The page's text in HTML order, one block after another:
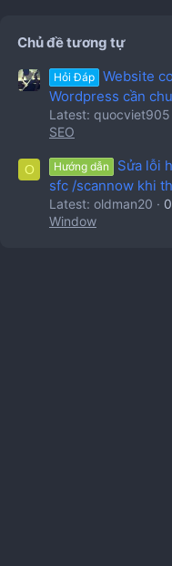
Chủ đề tương tự
Hỏi Đáp
Website
Wordpress cần
Latest: quocviet905
SEO
O Hướng dẫn
Sửa lỗi
sfc /scannow khi
Latest: oldman20
Window